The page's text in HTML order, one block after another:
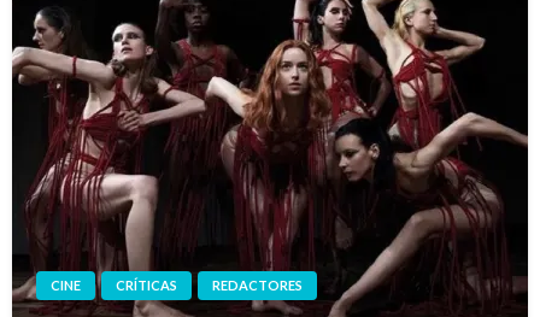
CINE CRÍTICAS REDACTORES